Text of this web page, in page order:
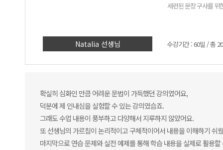
Natalia 선생님
세련된 문장 구사를 위
수강기간 : 60일 / 총
확실히 심화인 만큼 어려운 문법이 가득했던 강의였어요,
덕분에 제 인내심을 실험할 수 있는 강의였슴죠.
그래도 수업 내용이 풍부하고 다양해서 지루하지 않았어요.
또 선생님의 가르침이 논리적이고 구체적이어서 내용을 이해하기 쉬
마지막으로 연습 문제와 실전 예제를 통해 학습 내용을 실제로 활용